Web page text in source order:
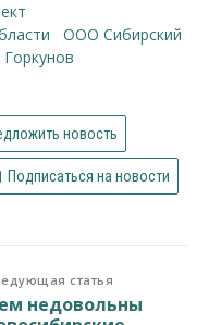
ООО Сибирский
Горкунов
новость
Подписаться на новости
статья
недовольны